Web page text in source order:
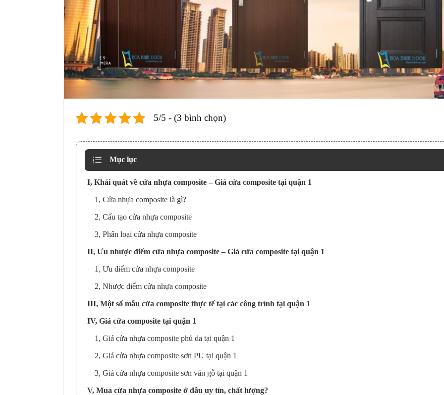
5/5 - (3 bình chọn)
Mục lục
I, Khái quát về cửa nhựa composite – Giá cửa composite tại quận 1
1, Cửa nhựa composite là gì?
2, Cấu tạo cửa nhựa composite
3, Phân loại cửa nhựa composite
II, Ưu nhược điểm cửa nhựa composite – Giá cửa composite tại quận 1
1, Ưu điểm cửa nhựa composite
2, Nhược điểm cửa nhựa composite
III, Một số mẫu cửa composite thực tế tại các công trình tại quận 1
IV, Giá cửa composite tại quận 1
1, Giá cửa nhựa composite phủ da tại quận 1
2, Giá cửa nhựa composite sơn PU tại quận 1
3, Giá cửa nhựa composite sơn vân gỗ tại quận 1
V, Mua cửa nhựa composite ở đâu uy tín, chất lượng?